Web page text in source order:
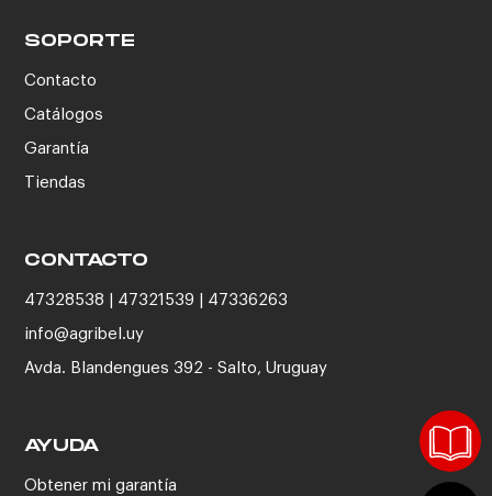
SOPORTE
Contacto
Catálogos
Garantía
Tiendas
CONTACTO
47328538 | 47321539 | 47336263
info@agribel.uy
Avda. Blandengues 392 - Salto, Uruguay
AYUDA
Obtener mi garantía